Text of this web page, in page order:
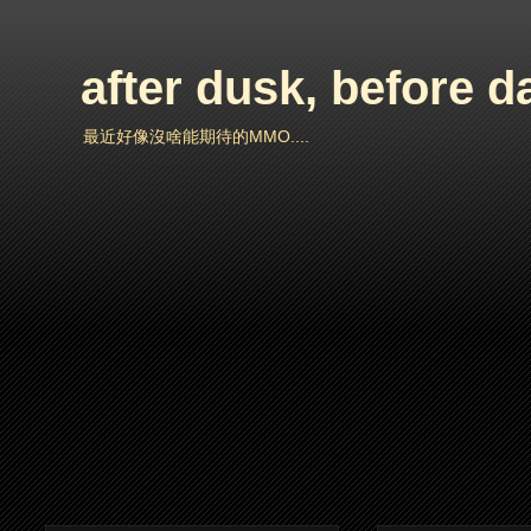
after dusk, before
最近好像沒啥能期待的MMO....